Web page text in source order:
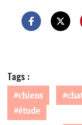
Tags :
chiens
étude